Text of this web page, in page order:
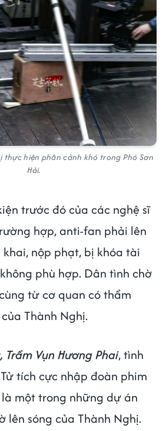
thực hiện phân cảnh khó trong Phó Sơn
Hải.
trước đó của các nghệ sĩ
hợp, anti-fan phải lên
nộp phạt, bị khóa tài
phù hợp. Dân tình chờ
từ cơ quan có thẩm
Thành Nghị.
Trầm Vụn Hương Phai, tình
tích cực nhập đoàn phim
một trong những dự án
lên sóng của Thành Nghị.